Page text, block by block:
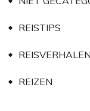
REISTIPS
REISVERHALEN
REIZEN